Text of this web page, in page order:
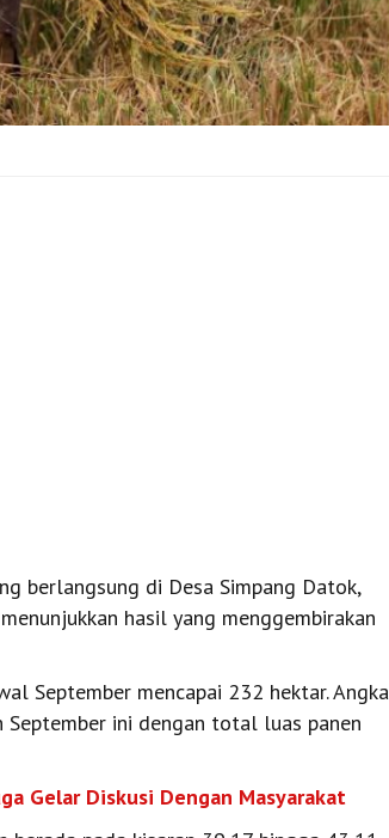
berlangsung di Desa Simpang Datok,
hasil yang menggembirakan
September mencapai 232 hektar. Angka
ini dengan total luas panen
Gelar Diskusi Dengan Masyarakat